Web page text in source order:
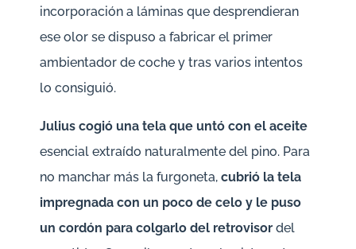
incorporación a láminas que desprendieran
ese olor se dispuso a fabricar el primer
ambientador de coche y tras varios intentos
lo consiguió.
Julius cogió una tela que untó con el aceite
esencial extraído naturalmente del pino. Para
no manchar más la furgoneta, cubrió la tela
impregnada con un poco de celo y le puso
un cordón para colgarlo del retrovisor del